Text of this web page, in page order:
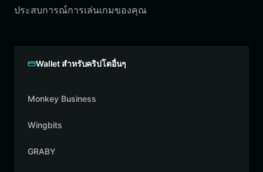
ประสบการณ์การเล่นเกมของคุณ
Wallet สำหรับคริปโตอื่นๆ
Monkey Business
Wingbits
GRABY